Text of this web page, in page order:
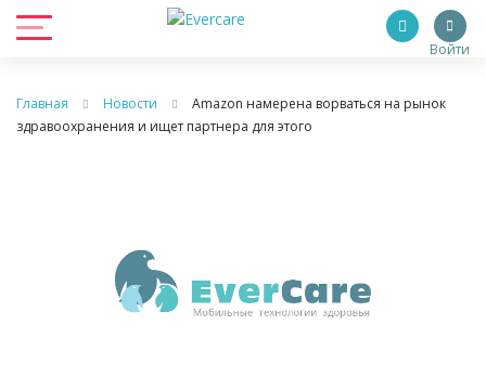
Войти
Главная Новости
Amazon намерена ворваться на рынок
здравоохранения и ищет партнера для этого